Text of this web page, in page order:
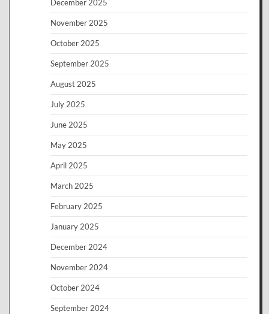
December 2025
November 2025
October 2025
September 2025
August 2025
July 2025
June 2025
May 2025
April 2025
March 2025
February 2025
January 2025
December 2024
November 2024
October 2024
September 2024